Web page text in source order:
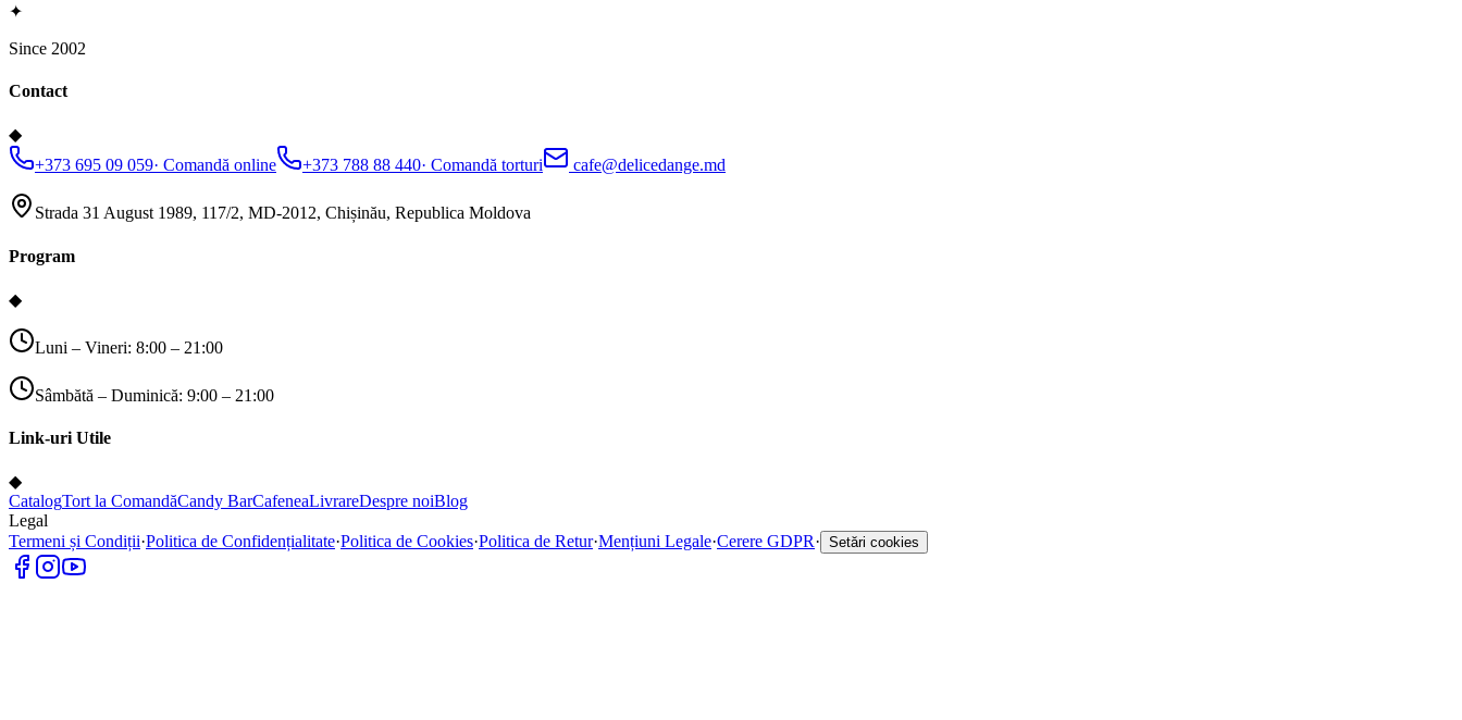
✦
Since 2002
Contact
◆
+373 695 09 059· Comandă online +373 788 88 440· Comandă torturi cafe@delicedange.md
Strada 31 August 1989, 117/2, MD-2012, Chișinău, Republica Moldova
Program
◆
Luni – Vineri: 8:00 – 21:00
Sâmbătă – Duminică: 9:00 – 21:00
Link-uri Utile
◆
CatalogTort la ComandăCandy BarCafeneaLivrareDespre noiBlog
Legal
Termeni și Condiții·Politica de Confidențialitate·Politica de Cookies·Politica de Retur·Mențiuni Legale·Cerere GDPR· Setări cookies